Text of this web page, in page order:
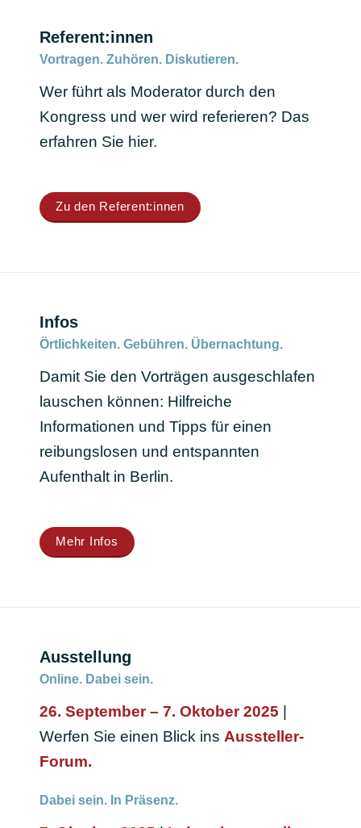
Referent:innen
Vortragen. Zuhören. Diskutieren.
Wer führt als Moderator durch den
Kongress und wer wird referieren? Das
erfahren Sie hier.
Zu den Referent:innen
Infos
Örtlichkeiten. Gebühren. Übernachtung.
Damit Sie den Vorträgen ausgeschlafen
lauschen können: Hilfreiche
Informationen und Tipps für einen
reibungslosen und entspannten
Aufenthalt in Berlin.
Mehr Infos
Ausstellung
Online. Dabei sein.
26. September – 7. Oktober 2025
Werfen Sie einen Blick ins Aussteller-
Forum.
Dabei sein. In Präsenz.